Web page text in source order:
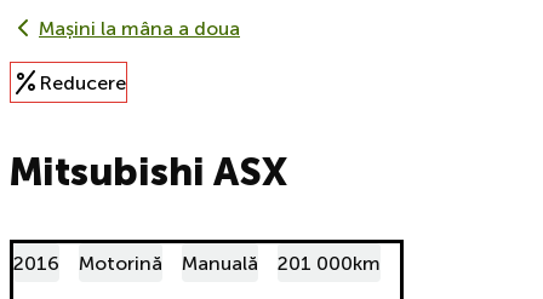
Mașini la mâna a doua
Reducere
Mitsubishi ASX
2016 Motorină Manuală 201 000km